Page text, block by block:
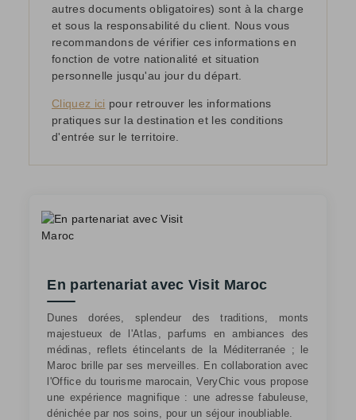
autres documents obligatoires) sont à la charge
et sous la responsabilité du client. Nous vous
recommandons de vérifier ces informations en
fonction de votre nationalité et situation
personnelle jusqu'au jour du départ.
Cliquez ici pour retrouver les informations
pratiques sur la destination et les conditions
d'entrée sur le territoire.
En partenariat avec Visit Maroc
Dunes dorées, splendeur des traditions, monts
majestueux de l'Atlas, parfums en ambiances des
médinas, reflets étincelants de la Méditerranée ; le
Maroc brille par ses merveilles. En collaboration avec
l'Office du tourisme marocain, VeryChic vous propose
une expérience magnifique : une adresse fabuleuse,
dénichée par nos soins, pour un séjour inoubliable.